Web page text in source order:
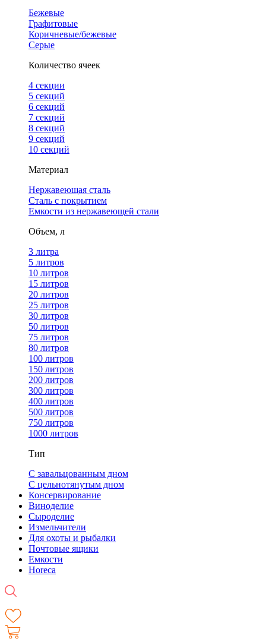
Бежевые
Графитовые
Коричневые/бежевые
Серые
Количество ячеек
4 cекции
5 секций
6 секций
7 секций
8 секций
9 секций
10 секций
Материал
Нержавеющая сталь
Сталь с покрытием
Емкости из нержавеющей стали
Объем, л
3 литра
5 литров
10 литров
15 литров
20 литров
25 литров
30 литров
50 литров
75 литров
80 литров
100 литров
150 литров
200 литров
300 литров
400 литров
500 литров
750 литров
1000 литров
Тип
С завальцованным дном
С цельнотянутым дном
Консервирование
Виноделие
Сыроделие
Измельчители
Для охоты и рыбалки
Почтовые ящики
Емкости
Horeca